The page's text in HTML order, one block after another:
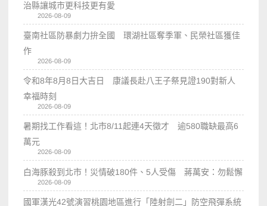
治縣讓城市更科技更有愛
2026-08-09
臺南社區防暴劇力拚全國 環湖社區奪季軍、民榮社區獲佳
作
2026-08-09
令和8年8月8日大吉日 康議長赴八王子祭見證190對新人
幸福時刻
2026-08-09
暑期找工作看這！北市8/11起連4天徵才 逾580職缺最高6
萬元
2026-08-09
白海豚殺到北市！災情破180件、5人受傷 蔣萬安：勿鬆懈
2026-08-09
國軍漢光42號演習桃園地區進行「陸射劍二」防空飛彈系統